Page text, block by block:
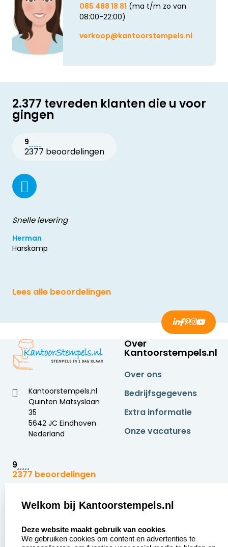
085 488 18 81 (ma t/m zo van
08:00-22:00)
verkoop@kantoorstempels.nl
2.377 tevreden klanten die u voor
gingen
9
2377 beoordelingen
Snelle levering
Herman
Harskamp
Lees alle beoordelingen
Kantoorstempels.nl
Quinten Matsyslaan
35
5642 JC Eindhoven
Nederland
9
2377 beoordelingen
Over
Kantoorstempels.nl
Over ons
Bedrijfsgegevens
Extra informatie
Onze vacatures
Zakelijk:
Aanvraag op maat
Klantenservice:
Contact opnemen
Welkom bij Kantoorstempels.nl
Deze website maakt gebruik van cookies
We gebruiken cookies om content en advertenties te